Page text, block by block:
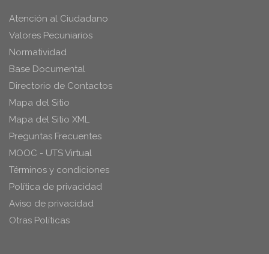
Atención al Ciudadano
Valores Pecuniarios
Normatividad
Base Documental
Directorio de Contactos
Mapa del Sitio
Mapa del Sitio XML
Preguntas Frecuentes
MOOC - UTS Virtual
Términos y condiciones
Política de privacidad
Aviso de privacidad
Otras Políticas